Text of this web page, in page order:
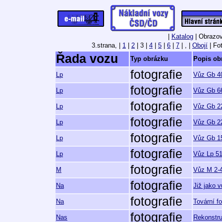
Katalog |
3.strana,
1 2 | 3 | 4 5 6 7 | , | Obojí |
Řada vozu Typ obrázku Popis
Lp fotografie Vůz Gb
Lp fotografie Vůz Gb
Lp fotografie Vůz Gb
Lp fotografie Vůz Gb
Lp fotografie Vůz Gb
Lp fotografie Vůz Lp
M fotografie Vůz M 2-
Na fotografie Již jako
Na fotografie Tovární
Nas fotografie